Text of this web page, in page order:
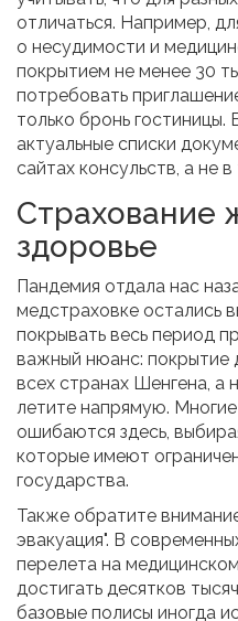
отличаться. Например,
о несудимости и
покрытием не менее 30
потребовать
только бронь гостиницы.
актуальные списки
сайтах консульств, а не
Страхование
здоровье
Пандемия отдала нас
медстраховке остались
покрывать весь период
важный нюанс: покрытие
всех странах Шенгена, а
летите напрямую.
ошибаются здесь,
которые имеют
государства.
Также обратите
эвакуация". В
перелета на
достигать десятков
базовые полисы иногда